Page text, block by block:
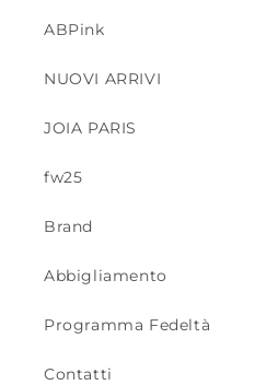
ABPink
NUOVI ARRIVI
JOIA PARIS
fw25
Brand
Abbigliamento
Programma Fedeltà
Contatti